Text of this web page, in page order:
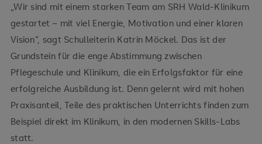
„Wir sind mit einem starken Team am SRH Wald-Klinikum
gestartet – mit viel Energie, Motivation und einer klaren
Vision“, sagt Schulleiterin Katrin Möckel. Das ist der
Grundstein für die enge Abstimmung zwischen
Pflegeschule und Klinikum, die ein Erfolgsfaktor für eine
erfolgreiche Ausbildung ist. Denn gelernt wird mit hohen
Praxisanteil, Teile des praktischen Unterrichts finden zum
Beispiel direkt im Klinikum, in den modernen Skills-Labs
statt.